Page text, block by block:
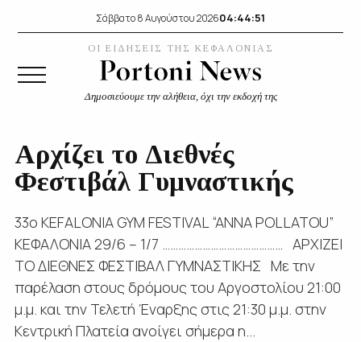
Σάββατο 8 Αυγούστου 202604:44:52
ΟΙ ΕΙΔΗΣΕΙΣ ΤΗΣ ΚΕΦΑΛΟΝΙΑΣ
Δημοσιεύουμε την αλήθεια, όχι την εκδοχή της
Αρχίζει το Διεθνές
Φεστιβάλ Γυμναστικής
33ο KEFALONIA GYM FESTIVAL “ANNA POLLATOU”
ΚΕΦΑΛΟΝΙΑ 29/6 – 1/7 ……………………………………… ΑΡΧΙΖΕΙ
ΤΟ ΔΙΕΘΝΕΣ ΦΕΣΤΙΒΑΛ ΓΥΜΝΑΣΤΙΚΗΣ Με την
παρέλαση στους δρόμους του Αργοστολίου 21:00
μ.μ. και την Τελετή Έναρξης στις 21:30 μ.μ. στην
Κεντρική Πλατεία ανοίγει σήμερα η...